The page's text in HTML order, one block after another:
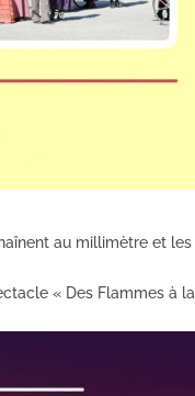
au millimètre et les
« Des Flammes à la